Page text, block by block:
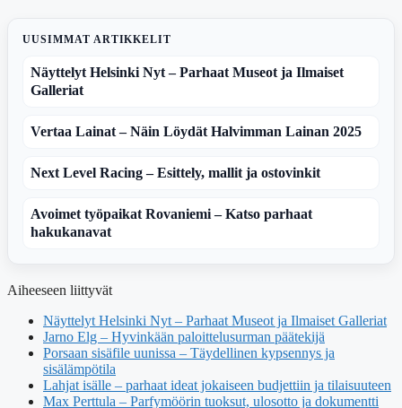
UUSIMMAT ARTIKKELIT
Näyttelyt Helsinki Nyt – Parhaat Museot ja Ilmaiset
Galleriat
Vertaa Lainat – Näin Löydät Halvimman Lainan 2025
Next Level Racing – Esittely, mallit ja ostovinkit
Avoimet työpaikat Rovaniemi – Katso parhaat
hakukanavat
Aiheeseen liittyvät
Näyttelyt Helsinki Nyt – Parhaat Museot ja Ilmaiset Galleriat
Jarno Elg – Hyvinkään paloittelusurman päätekijä
Porsaan sisäfile uunissa – Täydellinen kypsennys ja
sisälämpötila
Lahjat isälle – parhaat ideat jokaiseen budjettiin ja tilaisuuteen
Max Perttula – Parfymöörin tuoksut, ulosotto ja dokumentti